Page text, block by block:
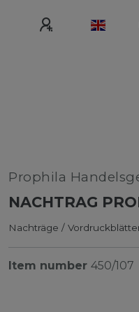
Prophila
NACHTRAG
Nachträge /
Item number 450/107